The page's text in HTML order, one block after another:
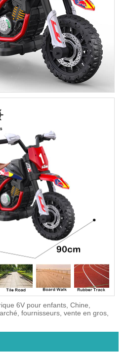
6V pour enfants, Chine,
fournisseurs, vente en gros,